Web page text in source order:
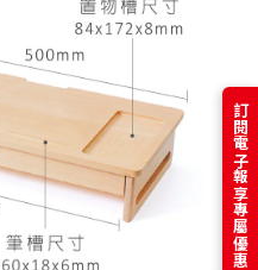
訂閱電子報享專屬優惠